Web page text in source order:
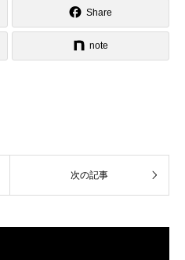
Share
note